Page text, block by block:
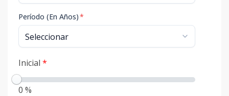
Período (En Años)*
Inicial *
0 %